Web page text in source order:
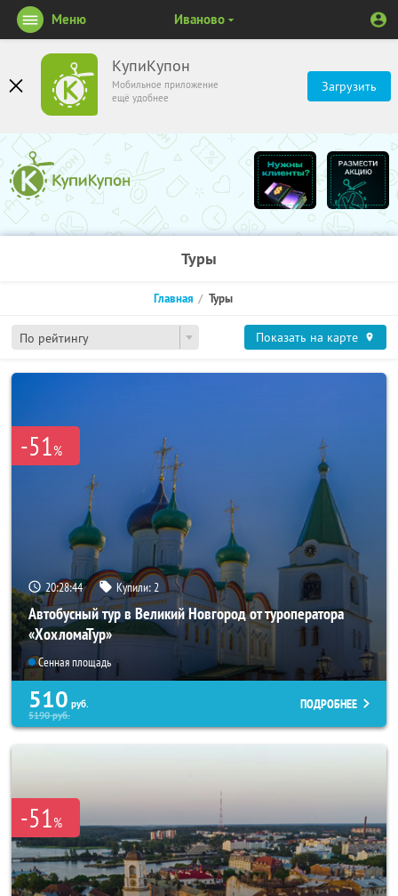
КупиКупон
Мобильное приложение
ещё удобнее
Загрузить
Меню Иваново
Туры
По рейтингу
Главная Туры
Показать на карте
-51%
20:28:43 Купили: 2
Автобусный тур в Великий Новгород от туроператора
«ХохломаТур»
Сенная площадь
510 руб.
5190руб.
ПОДРОБНЕЕ
-51%